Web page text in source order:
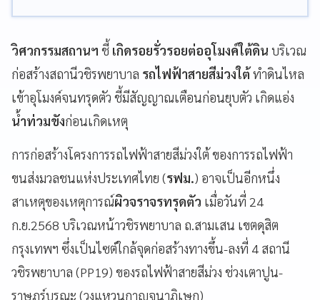
วิศวกรรมสถานฯ ชี้ เกิดรอยรั่วรอยต่ออุโมงค์ใต้ดิน บริเวณ
ก่อสร้างสถานีวชิรพยาบาล รถไฟฟ้าสายสีม่วงใต้ทำดินไหล
เข้าอุโมงค์จนทรุดตัว ชี้มีสัญญาณเตือนก่อนยุบตัว เกิดแอ่ง
น้ำท่วมขังก่อนเกิดเหตุ
การก่อสร้างโครงการรถไฟฟ้าสายสีม่วงใต้ ของการรถไฟฟ้า
ขนส่งมวลชนแห่งประเทศไทย (รฟม.) อาจเป็นอีกหนึ่ง
สาเหตุของเหตุการณ์ผิวจราจรทรุดตัว เมื่อวันที่ 24
ก.ย.2568 บริเวณหน้าวชิรพยาบาล ถ.สามเสน เขตดุสิต
กรุงเทพฯ ซึ่งเป็นไซต์ใกล้จุดก่อสร้างทางขึ้น-ลงที่ 4 สถานี
วชิรพยาบาล (PP19) ของรถไฟฟ้าสายสีม่วง ช่วงเตาปูน-
ราษฎร์บูรณะ (วงแหวนกาญจนาภิเษก)